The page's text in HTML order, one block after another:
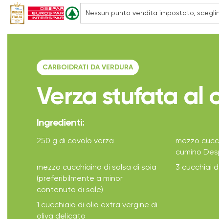
CARBOIDRATI DA VERDURA
Verza stufata al
Ingredienti:
250 g di cavolo verza
mezzo
cumino
mezzo cucchiaino di salsa di soia
(preferibilmente a minor
contenuto di sale)
3 cucchiai
1 cucchiaio di olio extra vergine di
oliva delicato